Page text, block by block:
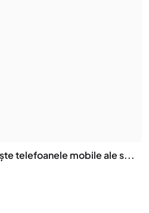
telefoanele mobile ale s...